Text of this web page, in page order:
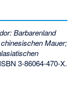
Barbarenland
Mauer;
ISBN 3-86064-470-X.